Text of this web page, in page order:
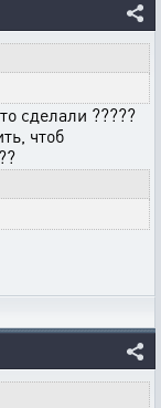
сделали ?????
чтоб